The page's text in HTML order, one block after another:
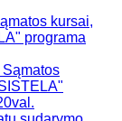
kursai,
programa
Sąmatos